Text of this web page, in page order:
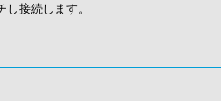
接続します。